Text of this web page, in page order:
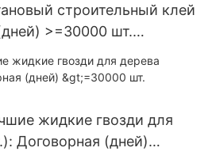
строительный клей
>=30000 шт.
жидкие гвозди для
Договорная (дней)